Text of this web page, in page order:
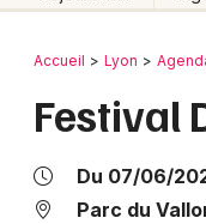
Publier un
Grands
Bordeaux
Lille
Retour
Accueil Lyon
Festival
Du 07/06/
Parc du
Où ?
Près de moi
Quand ?
Aujourd'hui